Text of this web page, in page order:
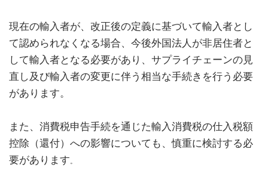
現在の輸入者が、改正後の定義に基づいて輸入者とし
て認められなくなる場合、今後外国法人が非居住者と
して輸入者となる必要があり、サプライチェーンの見
直し及び輸入者の変更に伴う相当な手続きを行う必要
があります。
また、消費税申告手続を通じた輸入消費税の仕入税額
控除（還付）への影響についても、慎重に検討する必
要があります